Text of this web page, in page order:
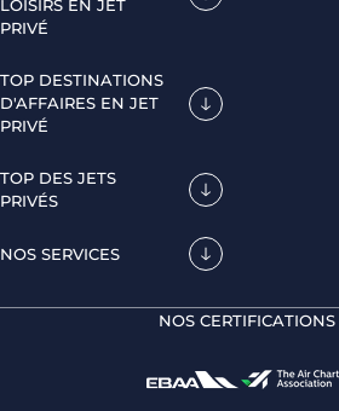
LOISIRS EN JET
PRIVÉ
TOP DESTINATIONS
D'AFFAIRES EN JET
PRIVÉ
TOP DES JETS
PRIVÉS
NOS SERVICES
NOS CERTIFICATIONS